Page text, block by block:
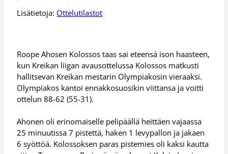
Lisätietoja: Ottelutilastot
Roope Ahosen Kolossos taas sai eteensä ison haasteen,
kun Kreikan liigan avausottelussa Kolossos matkusti
hallitsevan Kreikan mestarin Olympiakosin vieraaksi.
Olympiakos kantoi ennakkosuosikin viittansa ja voitti
ottelun 88-62 (55-31).
Ahonen oli erinomaiselle pelipäällä heittäen vajaassa
25 minuutissa 7 pistettä, haken 1 levypallon ja jakaen
6 syöttöä. Kolossoksen paras pistemies oli kaksi kautta